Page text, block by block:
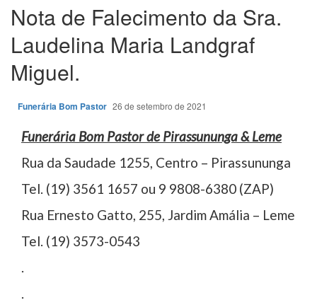
Nota de Falecimento da Sra.
Laudelina Maria Landgraf
Miguel.
Funerária Bom Pastor 26 de setembro de 2021
Funerária Bom Pastor de Pirassununga & Leme
Rua da Saudade 1255, Centro – Pirassununga
Tel. (19) 3561 1657 ou 9 9808-6380 (ZAP)
Rua Ernesto Gatto, 255, Jardim Amália – Leme
Tel. (19) 3573-0543
.
.